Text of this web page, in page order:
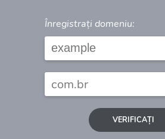
Înregistrați domeniu:
VERIFICAȚI